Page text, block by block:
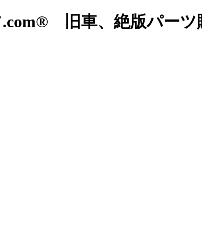
旧車、絶版パーツ